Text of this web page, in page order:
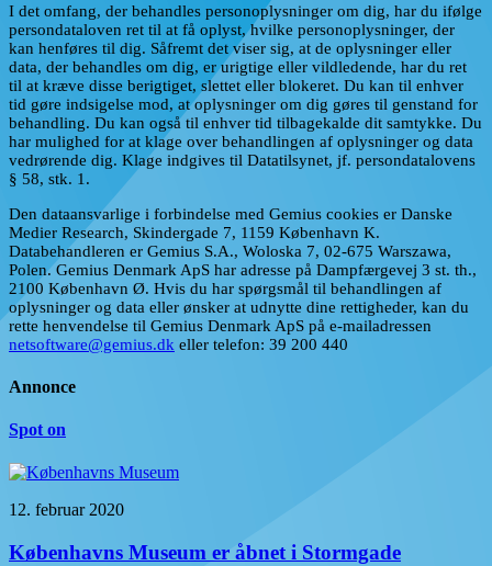
I det omfang, der behandles personoplysninger om dig, har du ifølge
persondataloven ret til at få oplyst, hvilke personoplysninger, der
kan henføres til dig. Såfremt det viser sig, at de oplysninger eller
data, der behandles om dig, er urigtige eller vildledende, har du ret
til at kræve disse berigtiget, slettet eller blokeret. Du kan til enhver
tid gøre indsigelse mod, at oplysninger om dig gøres til genstand for
behandling. Du kan også til enhver tid tilbagekalde dit samtykke. Du
har mulighed for at klage over behandlingen af oplysninger og data
vedrørende dig. Klage indgives til Datatilsynet, jf. persondatalovens
§ 58, stk. 1.
Den dataansvarlige i forbindelse med Gemius cookies er Danske
Medier Research, Skindergade 7, 1159 København K.
Databehandleren er Gemius S.A., Woloska 7, 02-675 Warszawa,
Polen. Gemius Denmark ApS har adresse på Dampfærgevej 3 st. th.,
2100 København Ø. Hvis du har spørgsmål til behandlingen af
oplysninger og data eller ønsker at udnytte dine rettigheder, kan du
rette henvendelse til Gemius Denmark ApS på e-mailadressen
netsoftware@gemius.dk eller telefon: 39 200 440
Annonce
Spot on
12. februar 2020
Københavns Museum er åbnet i Stormgade